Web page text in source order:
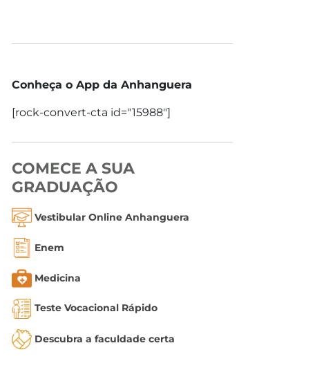
Conheça o App da Anhanguera
[rock-convert-cta id="15988"]
COMECE A SUA
GRADUAÇÃO
Vestibular Online Anhanguera
Enem
Medicina
Teste Vocacional Rápido
Descubra a faculdade certa